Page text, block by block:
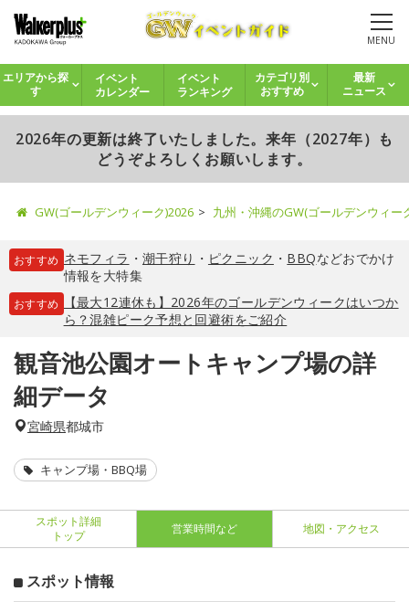
MENU
エリアから探
す
イベント
カレンダー
イベント
ランキング
カテゴリ別
おすすめ
最新
ニュース
2026年の更新は終了いたしました。来年（2027年）も
どうぞよろしくお願いします。
GW(ゴールデンウィーク)2026 九州・沖縄のGW(ゴールデンウィ
おすすめ ネモフィラ ・ 潮干狩り ・ ピクニック ・ BBQなどおでかけ
情報を大特集
おすすめ
【最大12連休も】2026年のゴールデンウィークはいつか
ら？混雑ピーク予想と回避術をご紹介
観音池公園オートキャンプ場の詳
細データ
宮崎県都城市
キャンプ場・BBQ場
スポット詳細
トップ
営業時間など 地図・アクセス
スポット情報